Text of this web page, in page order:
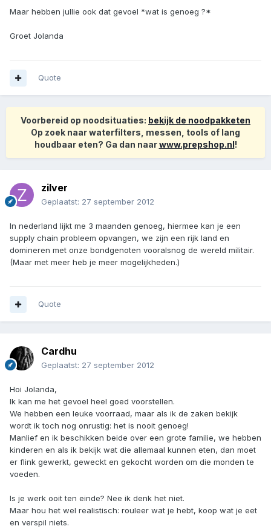
Maar hebben jullie ook dat gevoel *wat is genoeg ?*
Groet Jolanda
Quote
Voorbereid op noodsituaties: bekijk de noodpakketen
Op zoek naar waterfilters, messen, tools of lang
houdbaar eten? Ga dan naarwww.prepshop.nl!
zilver
Geplaatst: 27 september 2012
In nederland lijkt me 3 maanden genoeg, hiermee kan je een
supply chain probleem opvangen, we zijn een rijk land en
domineren met onze bondgenoten vooralsnog de wereld militair.
(Maar met meer heb je meer mogelijkheden.)
Quote
Cardhu
Geplaatst: 27 september 2012
Hoi Jolanda,
Ik kan me het gevoel heel goed voorstellen.
We hebben een leuke voorraad, maar als ik de zaken bekijk
wordt ik toch nog onrustig: het is nooit genoeg!
Manlief en ik beschikken beide over een grote familie, we hebben
kinderen en als ik bekijk wat die allemaal kunnen eten, dan moet
er flink gewerkt, geweckt en gekocht worden om die monden te
voeden.
Is je werk ooit ten einde? Nee ik denk het niet.
Maar hou het wel realistisch: rouleer wat je hebt, koop wat je eet
en verspil niets.